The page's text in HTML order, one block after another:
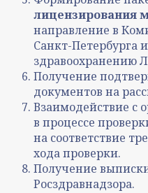
лицензирования
направление в
Санкт-Петербурга
здравоохранению
Получение
документов на
Взаимодействие с
в процессе
на соответствие
хода проверки.
Получение
Росздравнадзора.